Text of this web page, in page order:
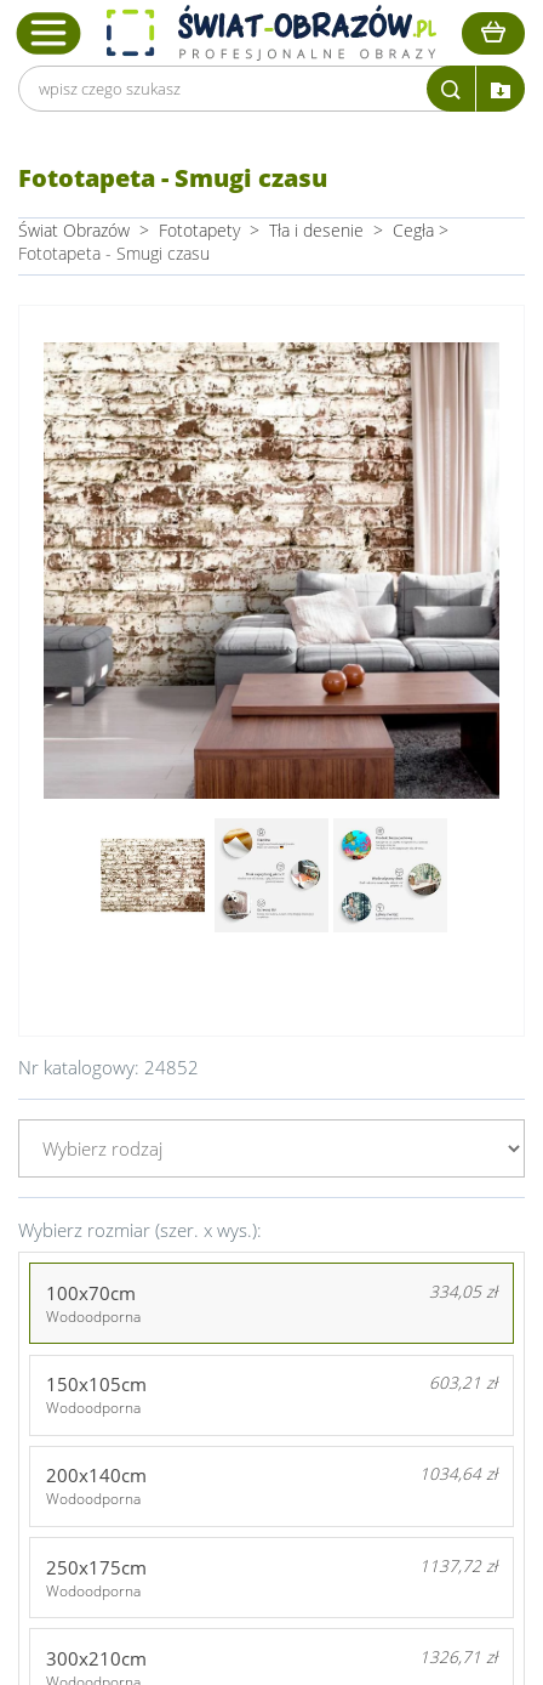
Fototapeta - Smugi czasu
Świat Obrazów > Fototapety > Tła i desenie > Cegła >
Fototapeta - Smugi czasu
Nr katalogowy: 24852
Wybierz rozmiar (szer. x wys.):
100x70cm 334,05 zł
Wodoodporna
150x105cm 603,21 zł
Wodoodporna
200x140cm 1034,64 zł
Wodoodporna
250x175cm 1137,72 zł
Wodoodporna
300x210cm 1326,71 zł